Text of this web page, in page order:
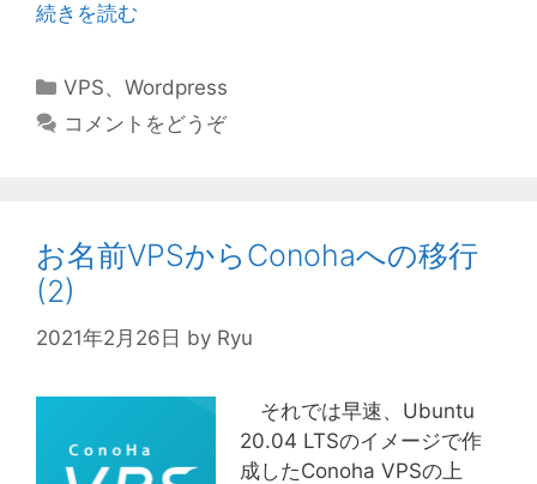
続きを読む
カ
テ
VPS、Wordpress
コメントをどうぞ
お名前VPSからConohaへの移行
(2)
2021年2月26日 by Ryu
それでは早速、Ubuntu
20.04 LTSのイメージで作
成したConoha VPSの上